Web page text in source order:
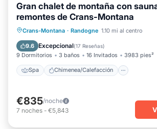
Gran chalet de montaña con
remontes de Crans-Montana
Crans-Montana · Randogne 1.10 mi al centro
9.6 Excepcional(17 Reseñas)
9 Dormitorios 3 baños 16 Invitados 3983 pies²
Spa Chimenea/Calefacción
Spa
Chimenea/Calefacción
Balcón/Terraza
€835/noche
7 noches - €5,843